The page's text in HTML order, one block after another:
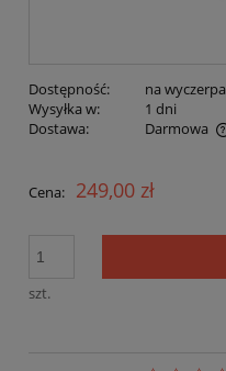
Dostępność:
na
Wysyłka w:
1 dni
Dostawa:
Darmowa
Cena nie zawiera
Cena: 249,00 zł
szt.